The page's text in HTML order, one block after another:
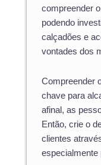
compreender
podendo
calçadões e
vontades dos
Compreender
chave para
afinal, as
Então, crie o
clientes
especialmente